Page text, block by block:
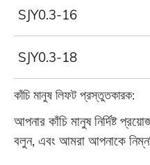
SJY0.3-16
SJY0.3-18
কাঁচি মানুষ লিফট প্রস্তুতকারক:
আপনার কাঁচি মানুষ নির্দিষ্ট
বলুন, এবং আমরা আপনাকে